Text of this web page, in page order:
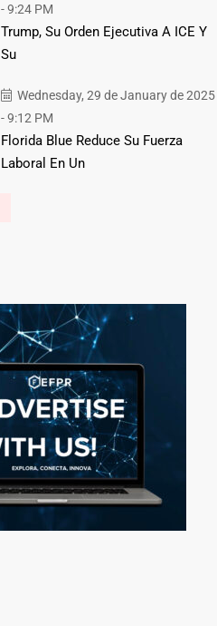
- 9:24 PM
Trump, Su Orden Ejecutiva A ICE Y
Su
Wednesday, 29 de January de 2025
- 9:12 PM
Florida Blue Reduce Su Fuerza
Laboral En Un